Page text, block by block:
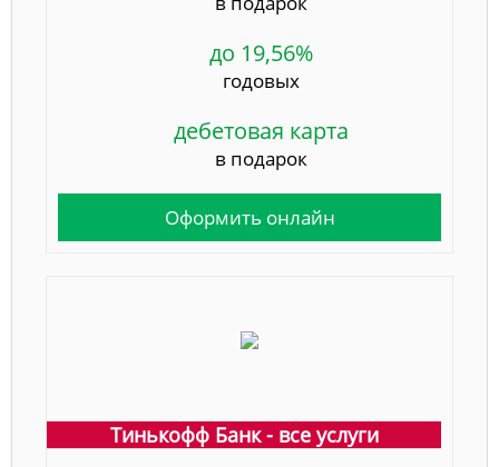
до 19,56%
годовых
дебетовая карта
в подарок
Оформить онлайн
Тинькофф Банк - все услуги